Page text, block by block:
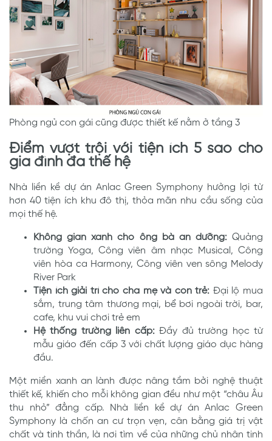
Phòng ngủ con gái cũng được thiết kế nằm ở tầng 3
Điểm vượt trội với tiện ích 5 sao cho
gia đình đa thế hệ
Nhà liền kề dự án Anlac Green Symphony hưởng lợi từ
hơn 40 tiện ích khu đô thị, thỏa mãn nhu cầu sống của
mọi thế hệ.
Không gian xanh cho ông bà an dưỡng:Quảng
trường Yoga, Công viên âm nhạc Musical, Công
viên hòa ca Harmony, Công viên ven sông Melody
River Park
Tiện ích giải trí cho cha mẹ và con trẻ: Đại lộ mua
sắm, trung tâm thương mại, bể bơi ngoài trời, bar,
cafe, khu vui chơi trẻ em
Hệ thống trường liên cấp:Đầy đủ trường học từ
mẫu giáo đến cấp 3 với chất lượng giáo dục hàng
đầu.
Một miền xanh an lành được nâng tầm bởi nghệ thuật
thiết kế, khiến cho mỗi không gian đều như một “châu Âu
thu nhỏ” đẳng cấp. Nhà liền kề dự án Anlac Green
Symphony là chốn an cư trọn vẹn, cân bằng giá trị vật
chất và tinh thần, là nơi tìm về của những chủ nhân tinh